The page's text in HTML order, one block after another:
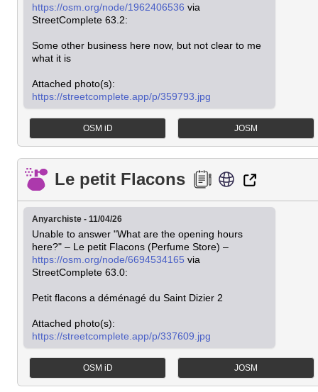
https://osm.org/node/1962406536 via
StreetComplete 63.2:
Some other business here now, but not clear to me
what it is
https://streetcomplete.app/p/359793.jpg
OSM iD JOSM
Le petit Flacons
Anyarchiste - 11/04/26
Unable to answer "What are the opening hours
https://osm.org/node/6694534165 via
StreetComplete 63.0:
Petit flacons a déménagé du Saint Dizier 2
https://streetcomplete.app/p/337609.jpg
OSM iD JOSM